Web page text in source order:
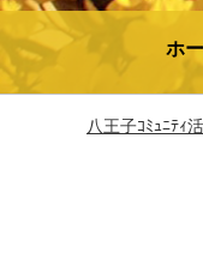
ホ
八王子ｺﾐｭﾆﾃｨ